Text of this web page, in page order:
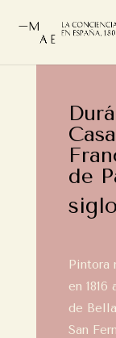
de
Pintora
en 1816
de
San